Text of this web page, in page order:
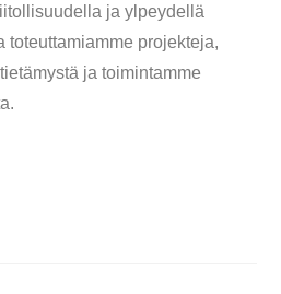
ja ylpeydellä
toteuttamiamme projekteja,
ja toimintamme